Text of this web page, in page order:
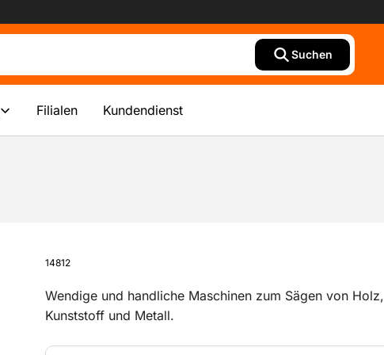
Suchen
Filialen Kundendienst
14812
Wendige und handliche Maschinen zum Sägen von Holz,
Kunststoff und Metall.